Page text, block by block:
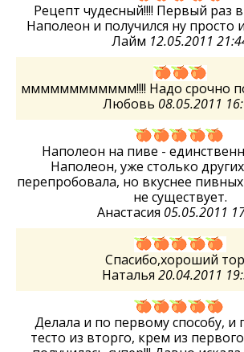
Рецепт чудесный!!!! Первый раз
Наполеон и получился ну просто
Лайм 12.05.2011
мммммммммммм!!!! Надо срочно
Любовь 08.05.2011
Наполеон на пиве -
Наполеон, уже столько
перепробовала, но вкуснее
не существует.
Анастасия 05.05.2011
Спасибо,хороший
Наталья 20.04.2011
Делала и по первому способу, и
тесто из вторго, крем из